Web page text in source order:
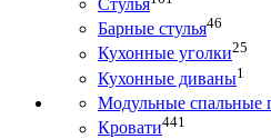
Стулья
Барные стулья46
Кухонные уголки25
Кухонные диваны1
Модульные спальные
Кровати441